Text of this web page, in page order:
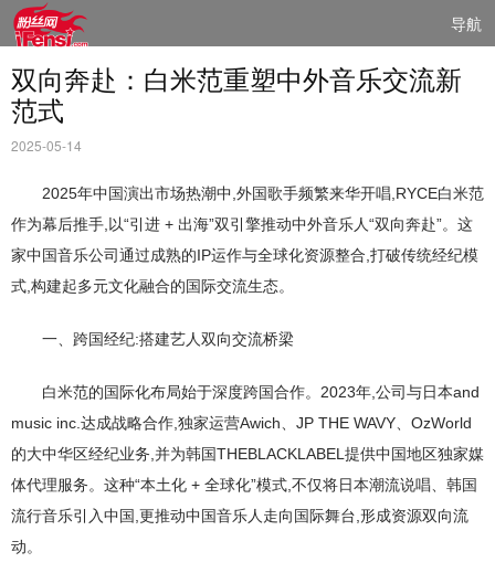
导航
双向奔赴：白米范重塑中外音乐交流新
范式
2025-05-14
2025年中国演出市场热潮中,外国歌手频繁来华开唱,RYCE白米范
作为幕后推手,以“引进 + 出海”双引擎推动中外音乐人“双向奔赴”。这
家中国音乐公司通过成熟的IP运作与全球化资源整合,打破传统经纪模
式,构建起多元文化融合的国际交流生态。
一、跨国经纪:搭建艺人双向交流桥梁
白米范的国际化布局始于深度跨国合作。2023年,公司与日本and
music inc.达成战略合作,独家运营Awich、JP THE WAVY、OzWorld
的大中华区经纪业务,并为韩国THEBLACKLABEL提供中国地区独家媒
体代理服务。这种“本土化 + 全球化”模式,不仅将日本潮流说唱、韩国
流行音乐引入中国,更推动中国音乐人走向国际舞台,形成资源双向流
动。